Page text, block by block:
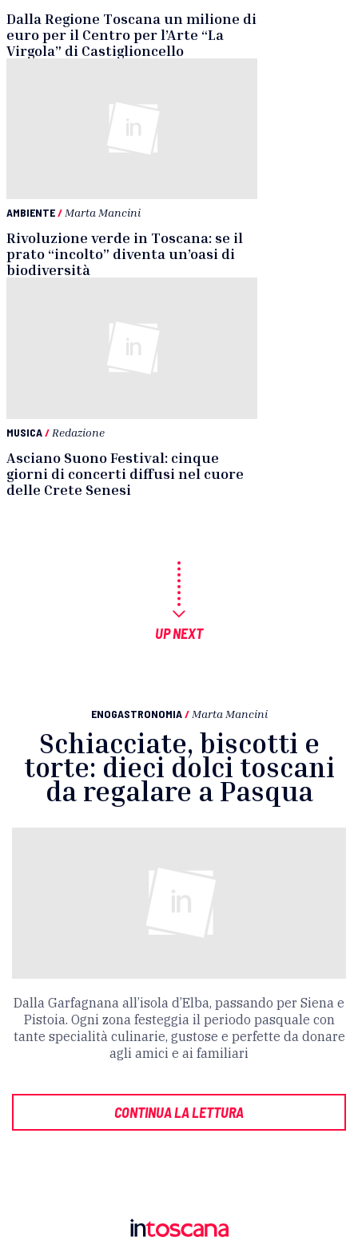
Dalla Regione Toscana un milione di
euro per il Centro per l’Arte “La
Virgola” di Castiglioncello
AMBIENTE/ Marta Mancini
Rivoluzione verde in Toscana: se il
prato “incolto” diventa un’oasi di
biodiversità
MUSICA/ Redazione
Asciano Suono Festival: cinque
giorni di concerti diffusi nel cuore
delle Crete Senesi
UP NEXT
ENOGASTRONOMIA / Marta Mancini
Schiacciate, biscotti e
torte: dieci dolci toscani
da regalare a Pasqua
Dalla Garfagnana all’isola d’Elba, passando per Siena e
Pistoia. Ogni zona festeggia il periodo pasquale con
tante specialità culinarie, gustose e perfette da donare
agli amici e ai familiari
CONTINUA LA LETTURA